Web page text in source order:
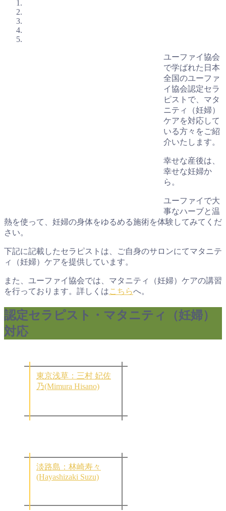
ユーファイ協会
で学ばれた日本
全国のユーファ
イ協会認定セラ
ピストで、マタ
ニティ（妊婦）
ケアを対応して
いる方々をご紹
介いたします。
幸せな産後は、
幸せな妊婦か
ら。
ユーファイで大
事なハーブと温
熱を使って、妊婦の身体をゆるめる施術を体験してみてくだ
さい。
下記に記載したセラピストは、ご自身のサロンにてマタニテ
ィ（妊婦）ケアを提供しています。
また、ユーファイ協会では、マタニティ（妊婦）ケアの講習
を行っております。詳しくはこちらへ。
認定セラピスト・マタニティ（妊婦）
対応
東京浅草：三村 妃佐
乃(Mimura Hisano)
淡路島：林崎寿々
(Hayashizaki Suzu)